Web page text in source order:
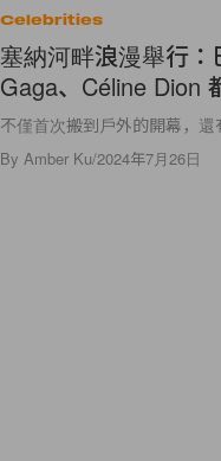
Celebrities
塞納河畔浪漫舉行
Gaga、Céline Dion
不僅首次搬到戶外的開幕，還
By Amber Ku/2024年7月26日